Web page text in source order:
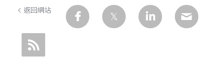
返回網站